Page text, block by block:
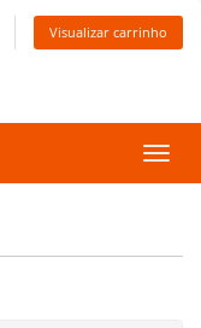
Visualizar carrinho